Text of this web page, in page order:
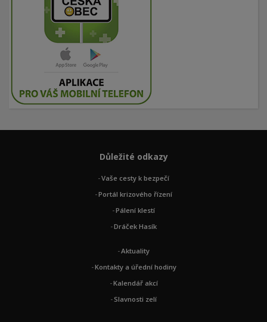
Důležité odkazy
Vaše cesty k bezpečí
Portál krizového řízení
Pálení klestí
Dráček Hasík
Aktuality
Kontakty a úřední hodiny
Kalendář akcí
Slavnosti zelí